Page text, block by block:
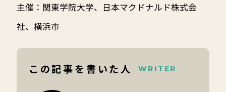
主催：関東学院大学、日本マクドナルド株式会
社、横浜市
この記事を書いた人 WRITER